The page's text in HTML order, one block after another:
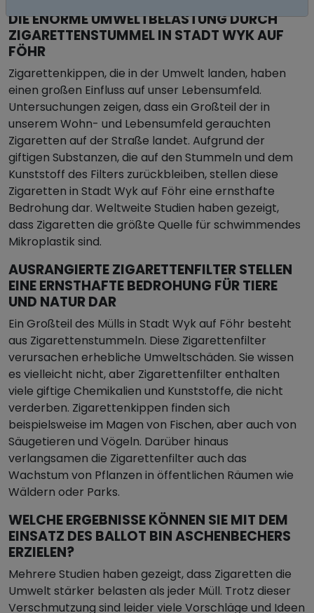
DIE ENORME UMWELTBELASTUNG DURCH
ZIGARETTENSTUMMEL IN STADT WYK AUF
FÖHR
Zigarettenkippen, die in der Umwelt landen, haben
einen großen Einfluss auf unser Lebensumfeld.
Untersuchungen zeigen, dass ein Großteil der in
unserem Wohn- und Lebensumfeld gerauchten
Zigaretten auf der Straße landet. Aufgrund der
giftigen Substanzen, die auf den Stummeln und dem
Kunststoff des Filters zurückbleiben, stellen diese
Zigaretten in Stadt Wyk auf Föhr eine ernsthafte
Bedrohung dar. Weltweite Studien haben gezeigt,
dass Zigaretten die größte Quelle für schwimmendes
Mikroplastik sind.
AUSRANGIERTE ZIGARETTENFILTER STELLEN
EINE ERNSTHAFTE BEDROHUNG FÜR TIERE
UND NATUR DAR
Ein Großteil des Mülls in Stadt Wyk auf Föhr besteht
aus Zigarettenstummeln. Diese Zigarettenfilter
verursachen erhebliche Umweltschäden. Sie wissen
es vielleicht nicht, aber Zigarettenfilter enthalten
viele giftige Chemikalien und Kunststoffe, die nicht
verderben. Zigarettenkippen finden sich
beispielsweise im Magen von Fischen, aber auch von
Säugetieren und Vögeln. Darüber hinaus
verlangsamen die Zigarettenfilter auch das
Wachstum von Pflanzen in öffentlichen Räumen wie
Wäldern oder Parks.
WELCHE ERGEBNISSE KÖNNEN SIE MIT DEM
EINSATZ DES BALLOT BIN ASCHENBECHERS
ERZIELEN?
Mehrere Studien haben gezeigt, dass Zigaretten die
Umwelt stärker belasten als jeder Müll. Trotz dieser
Verschmutzung sind leider viele Vorschläge und Ideen